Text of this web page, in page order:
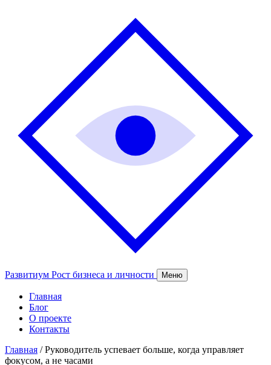
Развитиум Рост бизнеса и личности Меню
Главная
Блог
О проекте
Контакты
Главная / Руководитель успевает больше, когда управляет
фокусом, а не часами